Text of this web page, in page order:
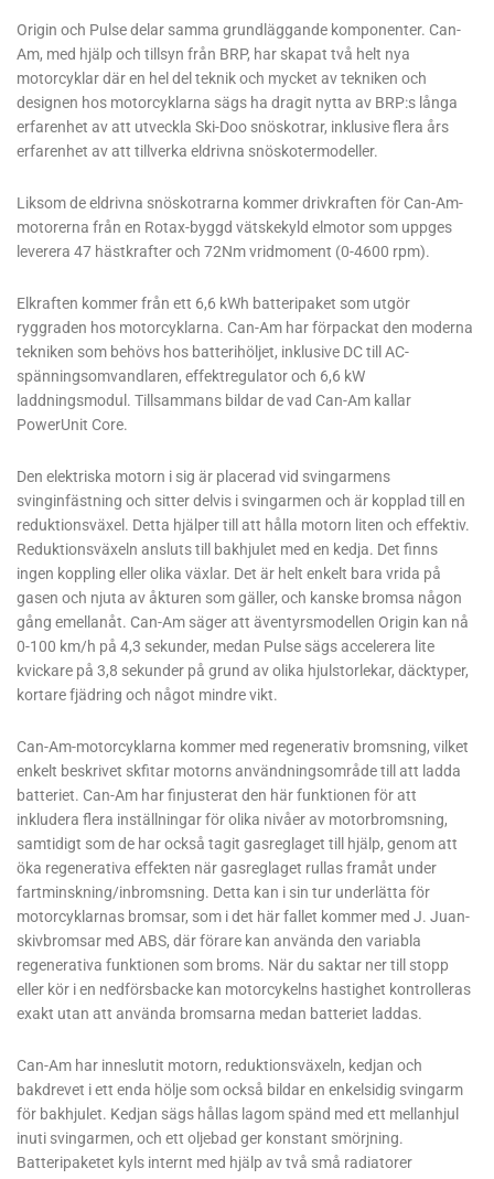
Origin och Pulse delar samma grundläggande komponenter. Can-
Am, med hjälp och tillsyn från BRP, har skapat två helt nya
motorcyklar där en hel del teknik och mycket av tekniken och
designen hos motorcyklarna sägs ha dragit nytta av BRP:s långa
erfarenhet av att utveckla Ski-Doo snöskotrar, inklusive flera års
erfarenhet av att tillverka eldrivna snöskotermodeller.
Liksom de eldrivna snöskotrarna kommer drivkraften för Can-Am-
motorerna från en Rotax-byggd vätskekyld elmotor som uppges
leverera 47 hästkrafter och 72Nm vridmoment (0-4600 rpm).
Elkraften kommer från ett 6,6 kWh batteripaket som utgör
ryggraden hos motorcyklarna. Can-Am har förpackat den moderna
tekniken som behövs hos batterihöljet, inklusive DC till AC-
spänningsomvandlaren, effektregulator och 6,6 kW
laddningsmodul. Tillsammans bildar de vad Can-Am kallar
PowerUnit Core.
Den elektriska motorn i sig är placerad vid svingarmens
svinginfästning och sitter delvis i svingarmen och är kopplad till en
reduktionsväxel. Detta hjälper till att hålla motorn liten och effektiv.
Reduktionsväxeln ansluts till bakhjulet med en kedja. Det finns
ingen koppling eller olika växlar. Det är helt enkelt bara vrida på
gasen och njuta av åkturen som gäller, och kanske bromsa någon
gång emellanåt. Can-Am säger att äventyrsmodellen Origin kan nå
0-100 km/h på 4,3 sekunder, medan Pulse sägs accelerera lite
kvickare på 3,8 sekunder på grund av olika hjulstorlekar, däcktyper,
kortare fjädring och något mindre vikt.
Can-Am-motorcyklarna kommer med regenerativ bromsning, vilket
enkelt beskrivet skfitar motorns användningsområde till att ladda
batteriet. Can-Am har finjusterat den här funktionen för att
inkludera flera inställningar för olika nivåer av motorbromsning,
samtidigt som de har också tagit gasreglaget till hjälp, genom att
öka regenerativa effekten när gasreglaget rullas framåt under
fartminskning/inbromsning. Detta kan i sin tur underlätta för
motorcyklarnas bromsar, som i det här fallet kommer med J. Juan-
skivbromsar med ABS, där förare kan använda den variabla
regenerativa funktionen som broms. När du saktar ner till stopp
eller kör i en nedförsbacke kan motorcykelns hastighet kontrolleras
exakt utan att använda bromsarna medan batteriet laddas.
Can-Am har inneslutit motorn, reduktionsväxeln, kedjan och
bakdrevet i ett enda hölje som också bildar en enkelsidig svingarm
för bakhjulet. Kedjan sägs hållas lagom spänd med ett mellanhjul
inuti svingarmen, och ett oljebad ger konstant smörjning.
Batteripaketet kyls internt med hjälp av två små radiatorer